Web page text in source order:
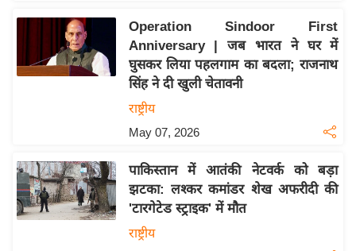
य
इं
डि
या
सा
Operation Sindoor First
Anniversary | जब भारत ने घर में
घुसकर लिया पहलगाम का बदला; राजनाथ
सिंह ने दी खुली चेतावनी
राष्ट्रीय
May 07, 2026
पाकिस्तान में आतंकी नेटवर्क को बड़ा
झटका: लश्कर कमांडर शेख अफरीदी की
'टारगेटेड स्ट्राइक' में मौत
राष्ट्रीय